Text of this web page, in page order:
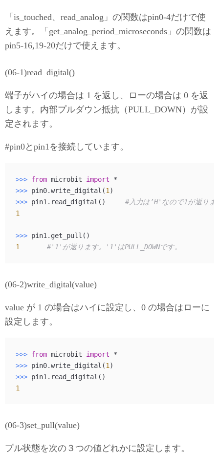
「is_touched、read_analog」の関数はpin0-4だけで使
えます。「get_analog_period_microseconds」の関数は
pin5-16,19-20だけで使えます。
(06-1)read_digital()
端子がハイの場合は 1 を返し、ローの場合は 0 を返
します。内部プルダウン抵抗（PULL_DOWN）が設
定されます。
#pin0とpin1を接続しています。
>>> from microbit import
>>> pin0.write_digital(1
>>> pin1.read_digital() #入力は’H'なので1が返りま
1
>>>
1
#'1'が返ります。'1'はPULL_DOWNです。
(06-2)write_digital(value)
value が 1 の場合はハイに設定し、0 の場合はローに
設定します。
>>> from microbit import
>>> pin0.write_digital(1
>>>
1
(06-3)set_pull(value)
プル状態を次の３つの値どれかに設定します。